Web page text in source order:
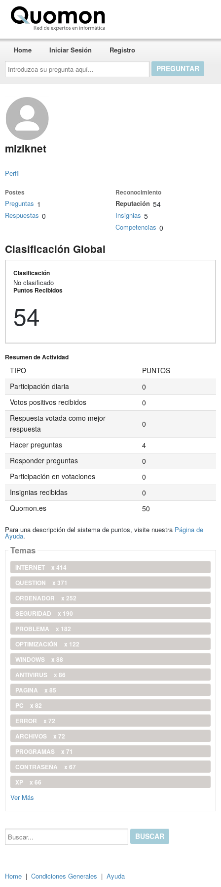
Introduzca
su
pregunta
aquí...
Home Iniciar Sesión Registro
miziknet
Perfil
Postes
Preguntas 1
Respuestas 0
Reconocimiento
Reputación 54
Insignias 5
Competencias 0
Clasificación Global
Clasificación
No clasificado
Puntos Recibidos
54
Resumen de Actividad
TIPO
PUNTOS
Participación diaria
0
Votos positivos recibidos
0
Respuesta votada como mejor
respuesta
0
Hacer preguntas
4
Responder preguntas
0
Participación en votaciones
0
Insignias recibidas
0
Quomon.es
50
Para una descripción del sistema de puntos, visite nuestra Página de
Ayuda.
Temas
INTERNET
x 414
QUESTION
x 371
ORDENADOR
x 252
SEGURIDAD
x 190
PROBLEMA
x 182
OPTIMIZACIÓN
x 122
WINDOWS
x 88
ANTIVIRUS
x 86
PAGINA
x 85
PC
x 82
ERROR
x 72
ARCHIVOS
x 72
PROGRAMAS
x 71
CONTRASEÑA
x 67
XP
x 66
Ver Más
Buscar...
Home | Condiciones Generales | Ayuda